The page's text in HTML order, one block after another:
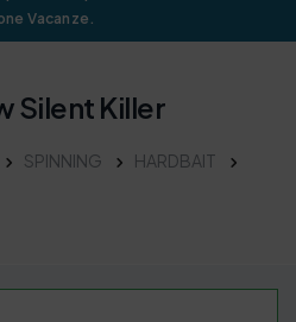
Vacanze.
Silent Killer
SPINNING
HARDBAIT